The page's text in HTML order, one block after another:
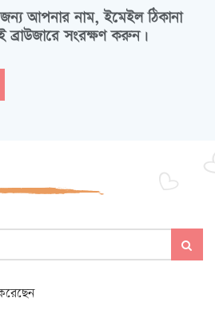
জন্য আপনার নাম, ইমেইল ঠিকানা
ব্রাউজারে সংরক্ষণ করুন।